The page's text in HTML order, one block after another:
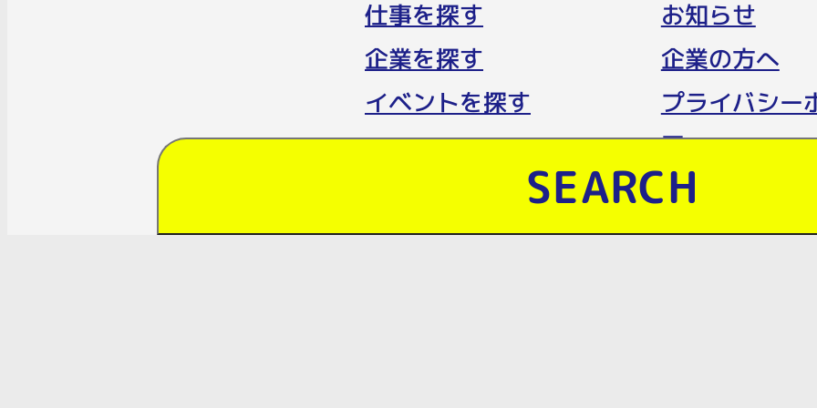
SEARCH
仕事を探す
企業を探す
イベントを探す
お知らせ
企業の方へ
プライバシー
ー